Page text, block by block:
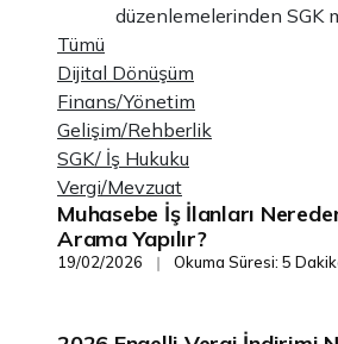
düzenlemelerinden SGK
Tümü
Dijital Dönüşüm
Finans/Yönetim
Gelişim/Rehberlik
SGK/ İş Hukuku
Vergi/Mevzuat
Gelişim/Rehberlik
Muhasebe İş İlanları
Arama Yapılır?
19/02/2026 ❘ Okuma Süresi: 5